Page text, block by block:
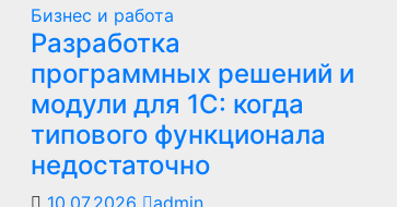
Бизнес и работа
Разработка
программных решений и
модули для 1С: когда
типового функционала
недостаточно
10.07.2026 admin